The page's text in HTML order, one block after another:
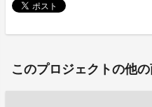
このプロジェクトの他